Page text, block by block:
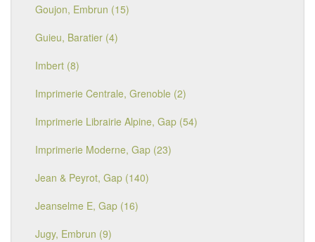
Goujon, Embrun (15)
Guieu, Baratier (4)
Imbert (8)
Imprimerie Centrale, Grenoble (2)
Imprimerie Librairie Alpine, Gap (54)
Imprimerie Moderne, Gap (23)
Jean & Peyrot, Gap (140)
Jeanselme E, Gap (16)
Jugy, Embrun (9)